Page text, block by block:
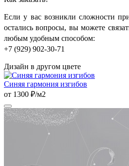
Если у вас возникли сложности
остались вопросы, вы можете
любым удобным способом:
+7 (929) 902-30-71
Дизайн в другом цвете
Синяя гармония изгибов
от 1300 ₽/м2